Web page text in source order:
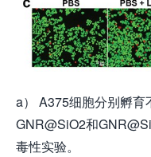
a） A375细胞分别孵育
GNR@SiO2和
毒性实验。